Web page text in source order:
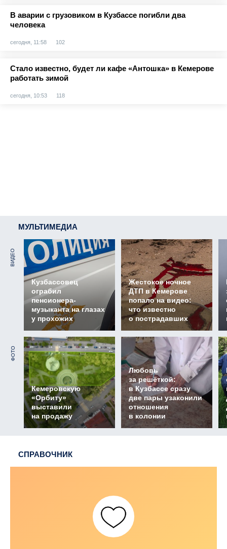
В аварии с грузовиком в Кузбассе погибли два
человека
сегодня, 11:58 102
Стало известно, будет ли кафе «Антошка» в Кемерове
работать зимой
сегодня, 10:53 118
МУЛЬТИМЕДИА
ВИДЕО
Кузбассовец
ограбил
пенсионера-
музыканта на глазах
у прохожих
Жестокое ночное
ДТП в Кемерове
попало на видео:
что известно
о пострадавших
ФОТО
Кемеровскую
«Орбиту»
выставили
на продажу
Любовь
за решёткой:
в Кузбассе сразу
две пары узаконили
отношения
в колонии
СПРАВОЧНИК